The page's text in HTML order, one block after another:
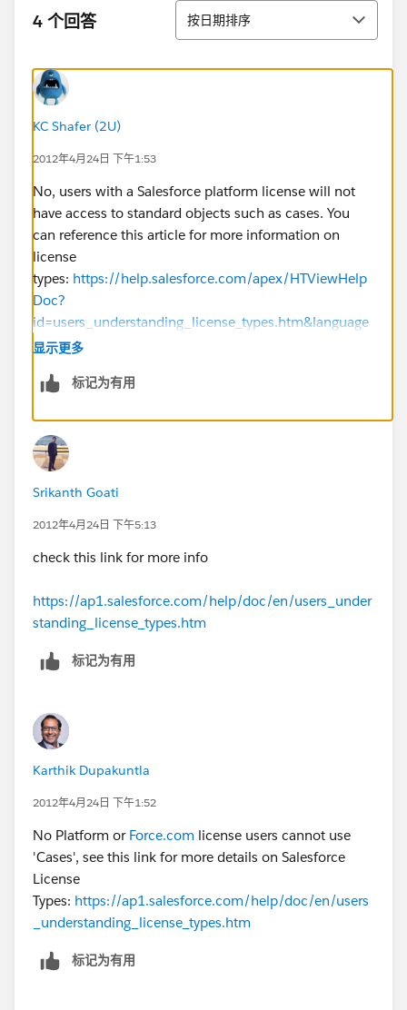
4 个回答 排序
按日期排序
KC Shafer (2U)
2012年4月24日 下午1:53
No, users with a Salesforce platform license will not
have access to standard objects such as cases. You
can reference this article for more information on
license
types: https://help.salesforce.com/apex/HTViewHelp
Doc?
id=users_understanding_license_types.htm&language
=en_US
--KC
显示更多
标记为有用
Srikanth Goati
2012年4月24日 下午5:13
check this link for more info
https://ap1.salesforce.com/help/doc/en/users_under
standing_license_types.htm
标记为有用
Karthik Dupakuntla
2012年4月24日 下午1:52
No Platform or Force.com license users cannot use
'Cases', see this link for more details on Salesforce
License
Types: https://ap1.salesforce.com/help/doc/en/users
_understanding_license_types.htm
标记为有用